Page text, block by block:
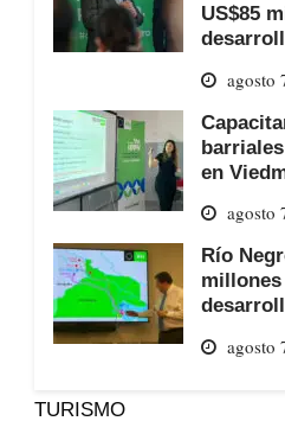
US$85
agosto
en
agosto
Río
millones
agosto
TURISMO